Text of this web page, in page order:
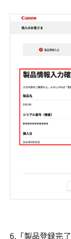
6.「製品登録完